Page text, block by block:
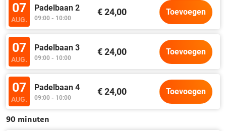
07
AUG.
Padelbaan 2
09:00 - 10:00
€ 24,00 Toevoegen
07
AUG.
Padelbaan 3
09:00 - 10:00
€ 24,00 Toevoegen
07
AUG.
Padelbaan 4
09:00 - 10:00
€ 24,00 Toevoegen
90 minuten